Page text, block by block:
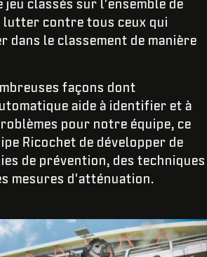
jeu classés sur l'ensemble de
lutter contre tous ceux qui
dans le classement de manière
façons dont
aide à identifier et à
pour notre équipe, ce
Ricochet de développer de
de prévention, des techniques
mesures d'atténuation.